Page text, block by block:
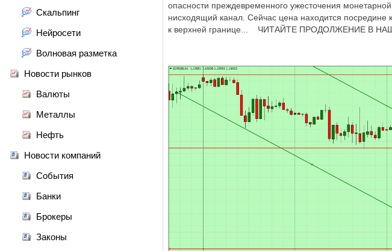
Скальпинг
Нейросети
Волновая разметка
Новости рынков
Валюты
Металлы
Нефть
Новости компаний
События
Банки
Брокеры
Законы
опасности преждевременного ужесточения
нисходящий канал. Сейчас цена находится
к верхней границе... ЧИТАЙТЕ ПРОДОЛЖЕНИЕ В